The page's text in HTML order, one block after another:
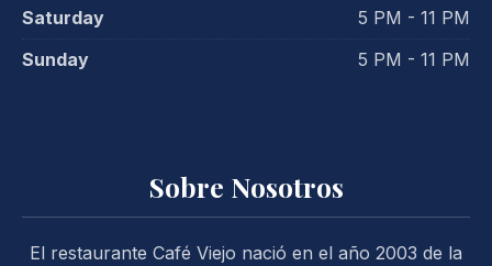
Saturday
5 PM - 11 PM
Sunday
5 PM - 11 PM
Sobre Nosotros
El restaurante Café Viejo nació en el año 2003 de la